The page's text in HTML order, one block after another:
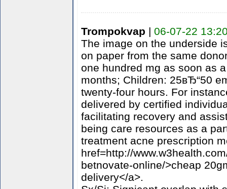
Trompokvap | 06-07-22
The image on the underside
on paper from the same
one hundred mg as soon as
months; Children: 25вЂ“50
twenty-four hours. For
delivered by certified
facilitating recovery and
being care resources as a
treatment acne prescription
href=http://
betnovate-online/>cheap
delivery</a>.